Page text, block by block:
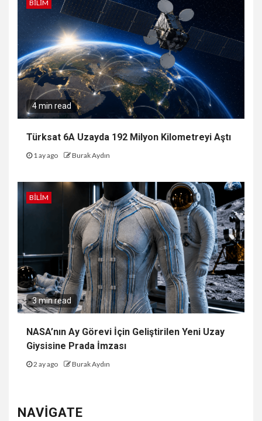
BILIM
4 min read
Türksat 6A Uzayda 192 Milyon Kilometreyi Aştı
1 ay ago Burak Aydın
BILIM
3 min read
NASA’nın Ay Görevi İçin Geliştirilen Yeni Uzay
Giysisine Prada İmzası
2 ay ago Burak Aydın
NAVIGATE